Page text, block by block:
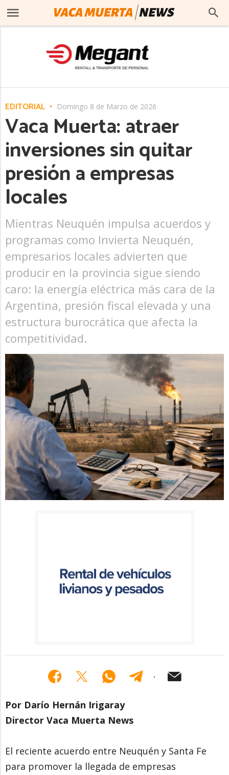
EDITORIAL Domingo 8 de Marzo de 2026
Vaca Muerta: atraer
inversiones sin quitar
presión a empresas
locales
Mientras Neuquén impulsa acuerdos y
programas como Invierta Neuquén,
empresarios locales advierten que
producir en la provincia sigue siendo
caro: la energía eléctrica más cara de la
Argentina, presión fiscal elevada y una
estructura burocrática que afecta la
competitividad.
Por Darío Hernán Irigaray
Director Vaca Muerta News
El reciente acuerdo entre Neuquén y Santa Fe
para promover la llegada de empresas